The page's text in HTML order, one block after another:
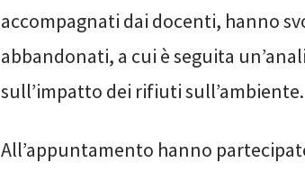
accompagnati dai docenti, hanno
abbandonati, a cui è seguita
sull’impatto dei rifiuti sull’ambiente.
All’appuntamento hanno